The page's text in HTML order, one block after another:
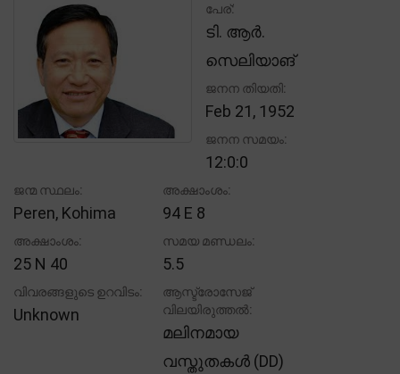
പേര്:
ടി. ആർ.
സെലിയാങ്
ജനന തിയതി:
Feb 21, 1952
ജനന സമയം:
12:0:0
ജന്മ സ്ഥലം:
Peren, Kohima
അക്ഷാംശം:
94 E 8
അക്ഷാംശം:
25 N 40
സമയ മണ്ഡലം:
5.5
വിവരങ്ങളുടെ ഉറവിടം:
Unknown
ആസ്ട്രോസേജ്
വിലയിരുത്തൽ:
മലിനമായ
വസ്തുതകൾ (DD)